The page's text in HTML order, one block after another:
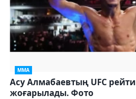
ММА
Асу Алмабаевтың UFC
жоғарылады. Фото